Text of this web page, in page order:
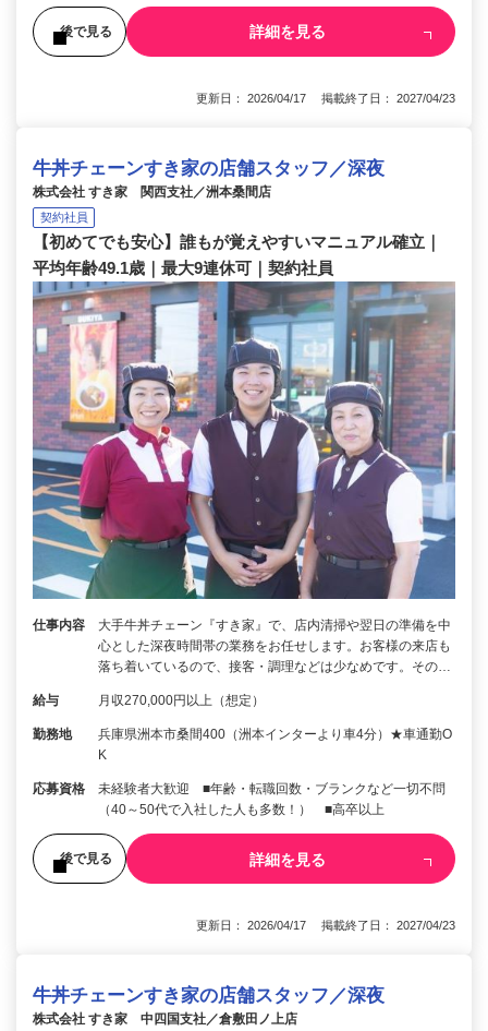
後で見る 詳細を見る
更新日： 2026/04/17 掲載終了日： 2027/04/23
牛丼チェーンすき家の店舗スタッフ／深夜
株式会社 すき家 関西支社／洲本桑間店
契約社員
【初めてでも安心】誰もが覚えやすいマニュアル確立｜
平均年齢49.1歳｜最大9連休可｜契約社員
仕事内容
大手牛丼チェーン『すき家』で、店内清掃や翌日の準備を中
心とした深夜時間帯の業務をお任せします。お客様の来店も
落ち着いているので、接客・調理などは少なめです。その…
給与 月収270,000円以上（想定）
勤務地
兵庫県洲本市桑間400（洲本インターより車4分）★車通勤O
K
応募資格
未経験者大歓迎 ■年齢・転職回数・ブランクなど一切不問
（40～50代で入社した人も多数！） ■高卒以上
後で見る 詳細を見る
更新日： 2026/04/17 掲載終了日： 2027/04/23
牛丼チェーンすき家の店舗スタッフ／深夜
株式会社 すき家 中四国支社／倉敷田ノ上店